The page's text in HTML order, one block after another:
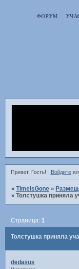
ФОРУМ
Привет, Гость! Войдите
»TimeIsGone »
»Толстушка приняла
Толстушка приняла
Страница:1
dedasus